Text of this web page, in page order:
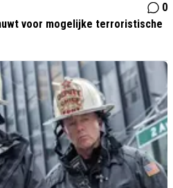
0
voor mogelijke terroristische